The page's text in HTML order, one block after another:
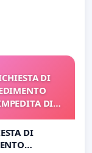
DI
DI
DI